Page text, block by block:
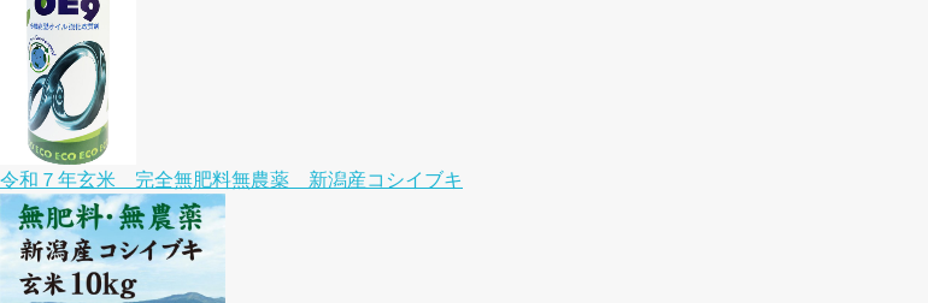
令和７年玄米 完全無肥料無農薬 新潟産コシイブキ